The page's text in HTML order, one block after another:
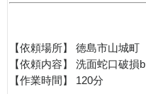
【依頼場所】 徳島市山城町
【依頼内容】 洗面蛇口破損b
【作業時間】 120分